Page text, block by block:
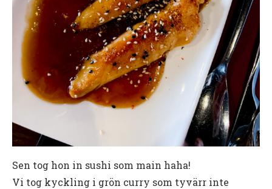
Sen tog hon in sushi som main haha!
Vi tog kyckling i grön curry som tyvärr inte